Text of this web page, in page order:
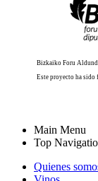
Bizkaiko Foru
Este proyecto ha sido
Main Menu
Top
Quienes